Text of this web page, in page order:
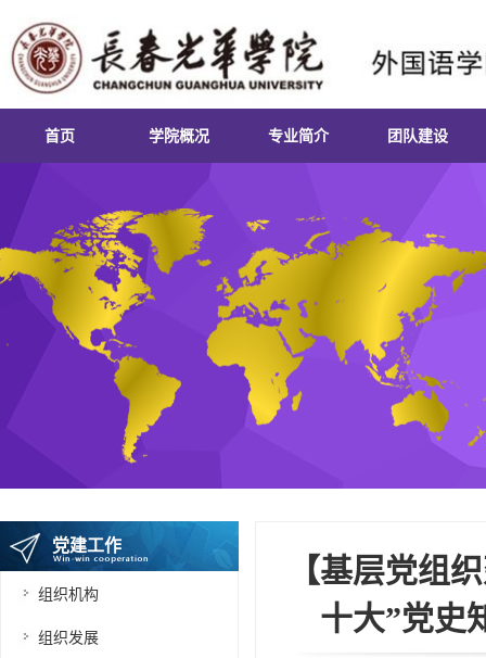
首页 学院概况
院长致辞
领导团队
联系我们
专业简介
日语专业
俄语专业
朝鲜语专业
商务英语专业
团队建设
实习实训
就业基地
第二课堂
党建工作
组织机构
组织发展
【基层党组
十大”党史